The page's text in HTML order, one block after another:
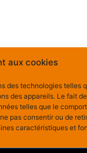
aux cookies
des technologies telles
des appareils. Le fait
telles que le
pas consentir ou de
caractéristiques et